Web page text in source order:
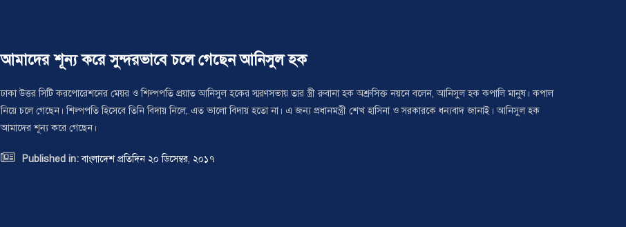
আমাদের শূন্য করে সুন্দরভাবে চলে গেছেন আনিসুল হক
ঢাকা উত্তর সিটি করপোরেশনের মেয়র ও শিল্পপতি প্রয়াত আনিসুল হকের স্মরণসভায় তার স্ত্রী রুবানা হক অশ্রুসিক্ত নয়নে বলেন, আনিসুল হক কপালি মানুষ। কপাল
নিয়ে চলে গেছেন। শিল্পপতি হিসেবে তিনি বিদায় নিলে, এত ভালো বিদায় হতো না। এ জন্য প্রধানমন্ত্রী শেখ হাসিনা ও সরকারকে ধন্যবাদ জানাই। আনিসুল হক
আমাদের শূন্য করে গেছেন।
 Published in: বাংলাদেশ প্রতিদিন ২০ ডিসেম্বর, ২০১৭